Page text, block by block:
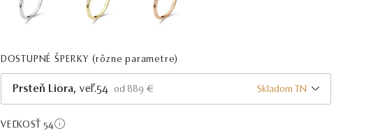
DOSTUPNÉ ŠPERKY (rôzne parametre)
Prsteň Liora, veľ.54 od 889 € Skladom TN
VEĽKOSŤ 54